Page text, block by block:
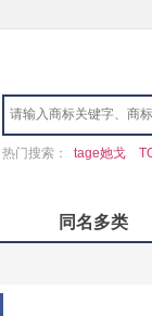
热门搜索： tage她戈
同名多类